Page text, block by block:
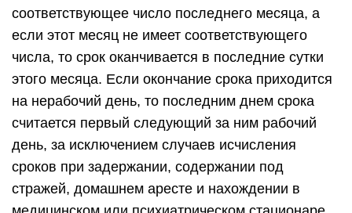
соответствующее число последнего месяца, а
если этот месяц не имеет соответствующего
числа, то срок оканчивается в последние сутки
этого месяца. Если окончание срока приходится
на нерабочий день, то последним днем срока
считается первый следующий за ним рабочий
день, за исключением случаев исчисления
сроков при задержании, содержании под
стражей, домашнем аресте и нахождении в